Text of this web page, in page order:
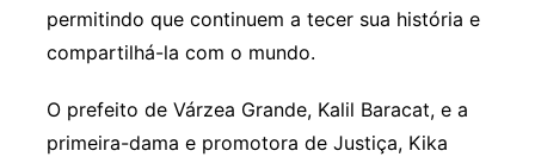
permitindo que continuem a tecer sua história e
compartilhá-la com o mundo.
O prefeito de Várzea Grande, Kalil Baracat, e a
primeira-dama e promotora de Justiça, Kika